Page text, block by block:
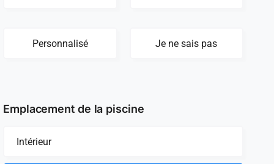
Personnalisé Je ne sais pas
Emplacement de la piscine
Intérieur